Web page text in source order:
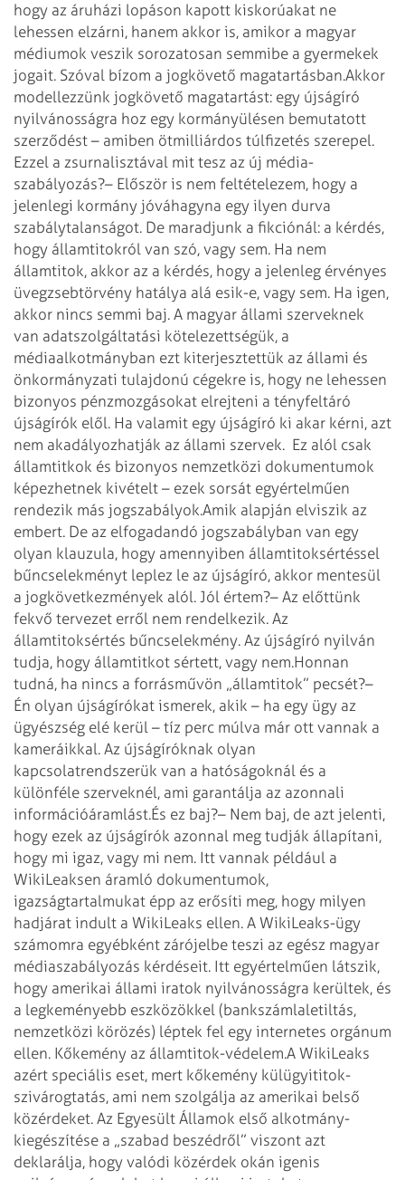
hogy az áruházi lopáson kapott kiskorúakat ne
lehessen elzárni, hanem akkor is, amikor a magyar
médiumok veszik sorozatosan semmibe a gyermekek
jogait. Szóval bízom a jogkövető magatartásban.Akkor
modellezzünk jogkövető magatartást: egy újságíró
nyilvánosságra hoz egy kormányülésen bemutatott
szerződést – amiben ötmilliárdos túlfizetés szerepel.
Ezzel a zsurnalisztával mit tesz az új média-
szabályozás?– Először is nem feltételezem, hogy a
jelenlegi kormány jóváhagyna egy ilyen durva
szabálytalanságot. De maradjunk a fikciónál: a kérdés,
hogy államtitokról van szó, vagy sem. Ha nem
államtitok, akkor az a kérdés, hogy a jelenleg érvényes
üvegzsebtörvény hatálya alá esik-e, vagy sem. Ha igen,
akkor nincs semmi baj. A magyar állami szerveknek
van adatszolgáltatási kötelezettségük, a
médiaalkotmányban ezt kiterjesztettük az állami és
önkormányzati tulajdonú cégekre is, hogy ne lehessen
bizonyos pénzmozgásokat elrejteni a tényfeltáró
újságírók elől. Ha valamit egy újságíró ki akar kérni, azt
nem akadályozhatják az állami szervek. Ez alól csak
államtitkok és bizonyos nemzetközi dokumentumok
képezhetnek kivételt – ezek sorsát egyértelműen
rendezik más jogszabályok.Amik alapján elviszik az
embert. De az elfogadandó jogszabályban van egy
olyan klauzula, hogy amennyiben államtitoksértéssel
bűncselekményt leplez le az újságíró, akkor mentesül
a jogkövetkezmények alól. Jól értem?– Az előttünk
fekvő tervezet erről nem rendelkezik. Az
államtitoksértés bűncselekmény. Az újságíró nyilván
tudja, hogy államtitkot sértett, vagy nem.Honnan
tudná, ha nincs a forrásművön „államtitok” pecsét?–
Én olyan újságírókat ismerek, akik – ha egy ügy az
ügyészség elé kerül – tíz perc múlva már ott vannak a
kameráikkal. Az újságíróknak olyan
kapcsolatrendszerük van a hatóságoknál és a
különféle szerveknél, ami garantálja az azonnali
információáramlást.És ez baj?– Nem baj, de azt jelenti,
hogy ezek az újságírók azonnal meg tudják állapítani,
hogy mi igaz, vagy mi nem. Itt vannak például a
WikiLeaks­­­en áramló dokumentumok,
igazságtartalmukat épp az erősíti meg, hogy milyen
hadjárat indult a WikiLeaks ellen. A WikiLeaks-ügy
számomra egyébként zárójelbe teszi az egész magyar
médiaszabályozás kérdéseit. Itt egyértelműen látszik,
hogy amerikai állami iratok nyilvánosságra kerültek, és
a legkeményebb eszközökkel (bankszámlaletiltás,
nemzetközi körözés) léptek fel egy internetes orgánum
ellen. Kőkemény az államtitok-védelem.A WikiLeaks
azért speciális eset, mert kőkemény külügyititok-
szivárogtatás, ami nem szolgálja az amerikai belső
közérdeket. Az Egyesült Államok első alkotmány-
kiegészítése a „szabad beszédről” viszont azt
deklarálja, hogy valódi közérdek okán igenis